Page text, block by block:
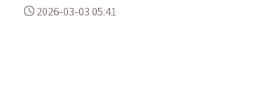
2026-03-03 05:41